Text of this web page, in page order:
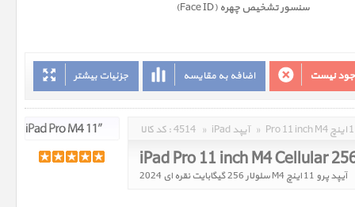
سنسور تشخیص چهره (Face ID)
جزئیات بیشتر اضافه به مقایسه نیست
کد کالا : 4514 » iPad آیپد »
iPad Pro 11 inch M4 Cellular
آیپد پرو 11 اینچ M4 سلولار 256 گیگابایت نقره ای 2024